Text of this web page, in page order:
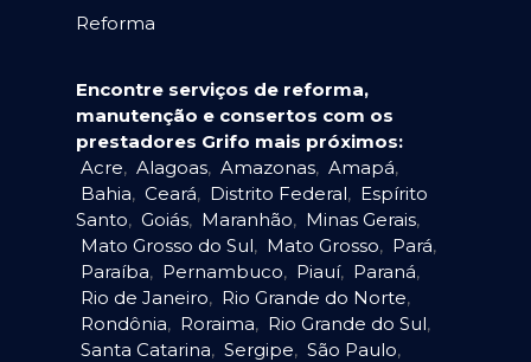
Reforma
Encontre serviços de reforma,
manutenção e consertos com os
prestadores Grifo mais próximos:
Acre, Alagoas, Amazonas, Amapá,
Bahia, Ceará, Distrito Federal, Espírito
Santo, Goiás, Maranhão, Minas Gerais,
Mato Grosso do Sul, Mato Grosso, Pará,
Paraíba, Pernambuco, Piauí, Paraná,
Rio de Janeiro, Rio Grande do Norte,
Rondônia, Roraima, Rio Grande do Sul,
Santa Catarina, Sergipe, São Paulo,